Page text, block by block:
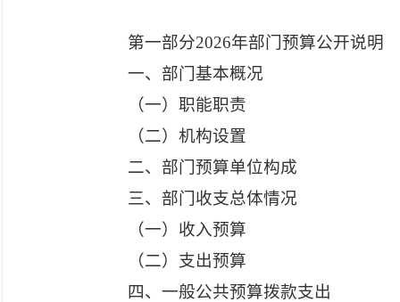
第一部分2026年部门预算公开说明
一、部门基本概况
（一）职能职责
（二）机构设置
二、部门预算单位构成
三、部门收支总体情况
（一）收入预算
（二）支出预算
四、一般公共预算拨款支出